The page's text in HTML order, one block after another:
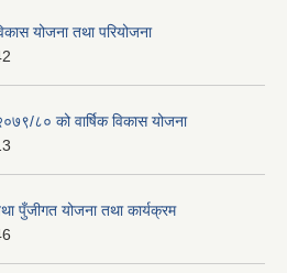
योजना तथा परियोजना
८० को वार्षिक विकास योजना
पुँजीगत योजना तथा कार्यक्रम